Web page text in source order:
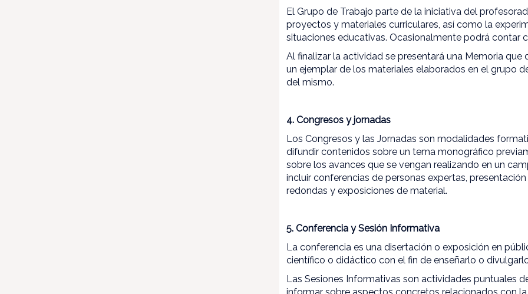
El Grupo de Trabajo parte de la iniciativa del
proyectos y materiales curriculares, así como la
situaciones educativas. Ocasionalmente podrá contar
Al finalizar la actividad se presentará una Memoria
un ejemplar de los materiales elaborados en el grupo
del mismo.
4. Congresos y jornadas
Los Congresos y las Jornadas son modalidades
difundir contenidos sobre un tema monográfico
sobre los avances que se vengan realizando en un
incluir conferencias de personas expertas,
redondas y exposiciones de material.
5. Conferencia y Sesión Informativa
La conferencia es una disertación o exposición en
científico o didáctico con el fin de enseñarlo o
Las Sesiones Informativas son actividades puntuales